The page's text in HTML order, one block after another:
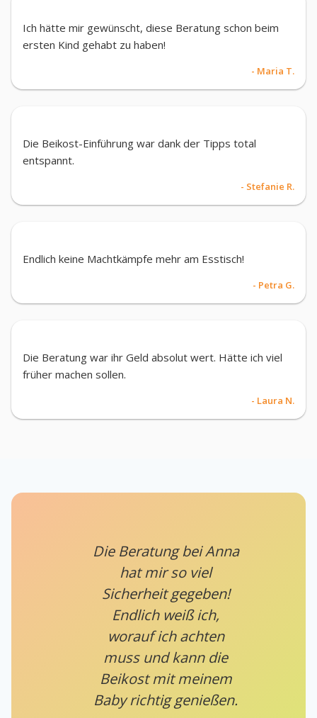
Ich hätte mir gewünscht, diese Beratung schon beim
ersten Kind gehabt zu haben!
- Maria T.
Die Beikost-Einführung war dank der Tipps total
entspannt.
- Stefanie R.
Endlich keine Machtkämpfe mehr am Esstisch!
- Petra G.
Die Beratung war ihr Geld absolut wert. Hätte ich viel
früher machen sollen.
- Laura N.
Die Beratung bei Anna
hat mir so viel
Sicherheit gegeben!
Endlich weiß ich,
worauf ich achten
muss und kann die
Beikost mit meinem
Baby richtig genießen.